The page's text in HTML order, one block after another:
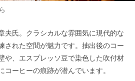
夫氏。クラシカルな雰囲気に現代的な
された空間が魅力です。抽出後のコー
や、エスプレッソ豆で染色した吹付材
コーヒーの痕跡が潜んでいます。